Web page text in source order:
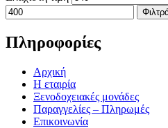
Πληροφορίες
Αρχική
Η εταιρία
Ξενοδοχειακές μονάδες
Παραγγελίες – Πληρωμές
Επικοινωνία